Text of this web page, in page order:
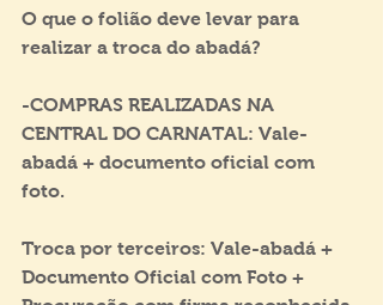
O que o folião deve levar para
realizar a troca do abadá? ​
-COMPRAS REALIZADAS NA
CENTRAL DO CARNATAL: Vale-
abadá + documento oficial com
foto.
Troca por terceiros: Vale-abadá +
Documento Oficial com Foto +